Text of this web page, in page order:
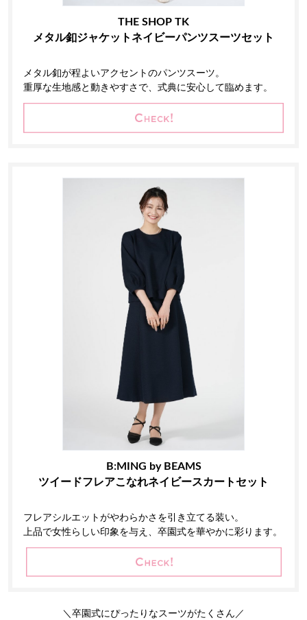
THE SHOP TK
メタル釦ジャケットネイビーパンツスーツセット
メタル釦が程よいアクセントのパンツスーツ。
重厚な生地感と動きやすさで、式典に安心して臨めます。
B:MING by BEAMS
ツイードフレアこなれネイビースカートセット
フレアシルエットがやわらかさを引き立てる装い。
上品で女性らしい印象を与え、卒園式を華やかに彩ります。
＼卒園式にぴったりなスーツがたくさん／